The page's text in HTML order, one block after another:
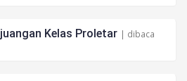
Kelas Proletar | dibaca